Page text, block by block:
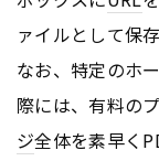
ァイルとして保
なお、特定のホ
際には、有料の
ジ全体を素早く